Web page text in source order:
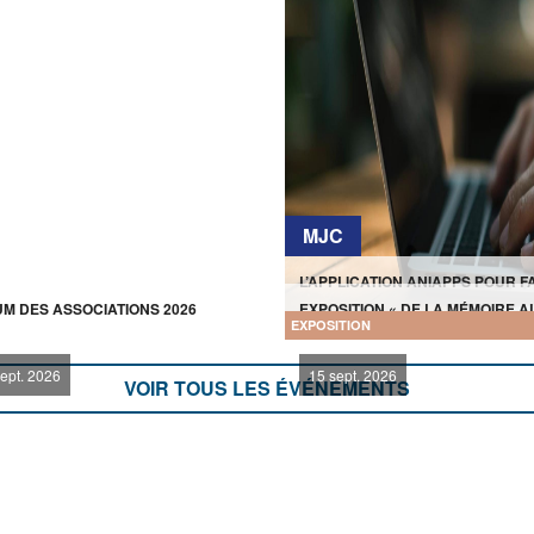
MJC
L’APPLICATION ANIAPPS POUR
2026
DES ASSOCIATIONS 2026
15 sept. 2026
EXPOSITION « DE LA MÉMOIRE
GESTE »
EXPOSITION
VOIR TOUS LES ÉVÉNEMENTS